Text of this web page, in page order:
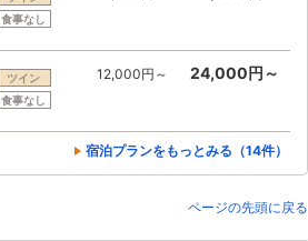
食事なし
ツイン
食事なし
12,000円～ 24,000円～
宿泊プランをもっとみる（14件）
ページの先頭に戻る